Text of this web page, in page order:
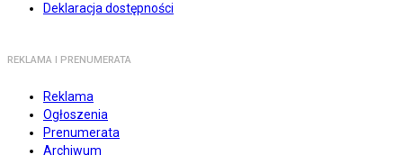
Deklaracja dostępności
REKLAMA I PRENUMERATA
Reklama
Ogłoszenia
Prenumerata
Archiwum